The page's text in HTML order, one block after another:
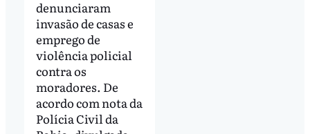
denunciaram
invasão de casas e
emprego de
violência policial
contra os
moradores. De
acordo com nota da
Polícia Civil da